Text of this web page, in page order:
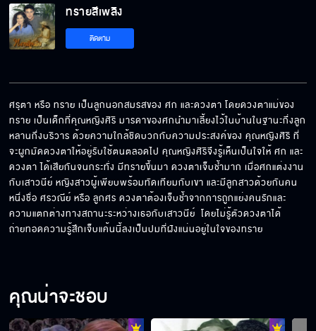
ทรายสีเพลิง EP.13
ทรายสีเพลิง EP.15
ทรายสีเพลิง EP.16
ทรายสีเพลิง
ติดตาม
ศรุตา หรือ ทราย เป็นลูกนอกสมรสของ ศก และดวงตา โดยดวงตาแม่ของ
ทราย เป็นเด็กที่คุณหญิงศิริ มารดาของศกนำมาเลี้ยงไว้ในบ้านในฐานะกึ่งลูก
หลานกึ่งบริวาร ด้วยความใกล้ชิดบวกกับความประสงค์ของ คุณหญิงศิริ ที่
จะผูกมัดดวงตาให้อยู่รับใช้ตนตลอดไป คุณหญิงศิริจึงรู้เห็นเป็นใจให้ ศก และ
ดวงตา ได้เสียกันจนกระทั่ง มีทรายขึ้นมา ดวงตาเจ็บช้ำมาก เมื่อศกแต่งงาน
กับเสาวนีย์ หญิงสาวผู้เพียบพร้อมทัดเทียมกับเขา และมีลูกสาวด้วยกันคน
หนึ่งชื่อ ศรวณีย์ หรือ ลูกศร ดวงตาต้องเจ็บช้ำจากการถูกแย่งคนรักและ
ความแตกต่างทางสถานะระหว่างเธอกับเสาวนีย์  โดยไม่รู้ตัวดวงตาได้
ถ่ายทอดความรู้สึกเจ็บแค้นนี้ลงเป็นปมที่ฝังแน่นอยู่ในใจของทราย
คุณน่าจะชอบ